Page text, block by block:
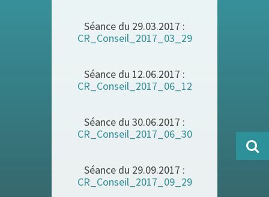
Séance du 29.03.2017 :
CR_Conseil_2017_03_29
Séance du 12.06.2017 :
CR_Conseil_2017_06_12
Séance du 30.06.2017 :
CR_Conseil_2017_06_30
Séance du 29.09.2017 :
CR_Conseil_2017_09_29